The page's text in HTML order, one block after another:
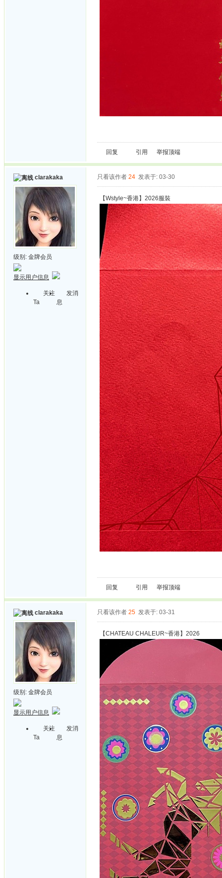
回复 引用 举报顶端
clarakaka
级别: 金牌会员
显示用户信息
关注
Ta
发消
息
只看该作者 24 发表于: 03-30
【Wstyle~香港】2026服裝
回复 引用 举报顶端
clarakaka
级别: 金牌会员
显示用户信息
关注
Ta
发消
息
只看该作者 25 发表于: 03-31
【CHATEAU CHALEUR~香港】2026